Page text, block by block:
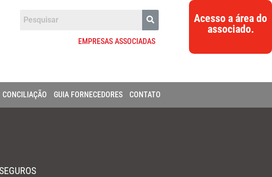
EMPRESAS ASSOCIADAS
Acesso a área do
associado.
CONCILIAÇÃO GUIA FORNECEDORES CONTATO